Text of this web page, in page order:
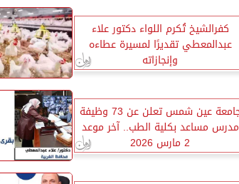
كفرالشيخ تُكرم اللواء دكتور علاء
عبدالمعطي تقديرًا لمسيرة عطاءه
وإنجازاته
جامعة عين شمس تعلن عن 73 وظيفة
مدرس مساعد بكلية الطب.. آخر موعد
2 مارس 2026